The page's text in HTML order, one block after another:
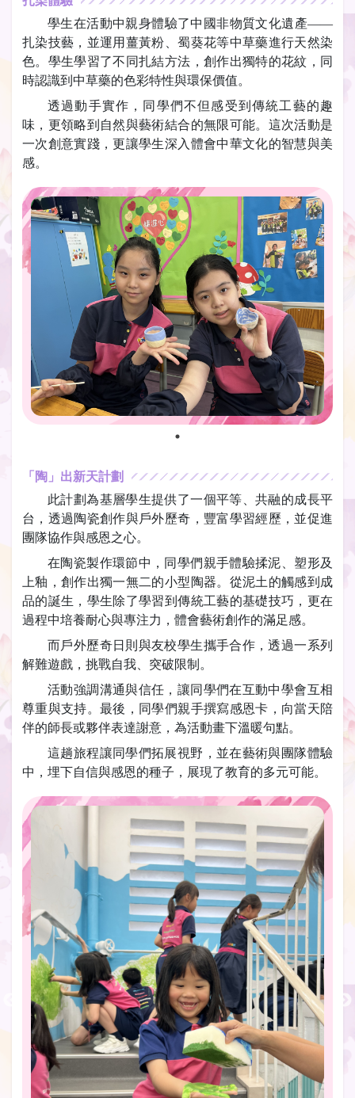
學生在活動中親身體驗了中國非物質文化遺產——
扎染技藝，並運用薑黃粉、蜀葵花等中草藥進行天然染
色。學生學習了不同扎結方法，創作出獨特的花紋，同
時認識到中草藥的色彩特性與環保價值。
透過動手實作，同學們不但感受到傳統工藝的趣
味，更領略到自然與藝術結合的無限可能。這次活動是
一次創意實踐，更讓學生深入體會中華文化的智慧與美
感。
「陶」出新天計劃
此計劃為基層學生提供了一個平等、共融的成長平
台，透過陶瓷創作與戶外歷奇，豐富學習經歷，並促進
團隊協作與感恩之心。
在陶瓷製作環節中，同學們親手體驗揉泥、塑形及
上釉，創作出獨一無二的小型陶器。從泥土的觸感到成
品的誕生，學生除了學習到傳統工藝的基礎技巧，更在
過程中培養耐心與專注力，體會藝術創作的滿足感。
而戶外歷奇日則與友校學生攜手合作，透過一系列
解難遊戲，挑戰自我、突破限制。
活動強調溝通與信任，讓同學們在互動中學會互相
尊重與支持。最後，同學們親手撰寫感恩卡，向當天陪
伴的師長或夥伴表達謝意，為活動畫下溫暖句點。
這趟旅程讓同學們拓展視野，並在藝術與團隊體驗
中，埋下自信與感恩的種子，展現了教育的多元可能。